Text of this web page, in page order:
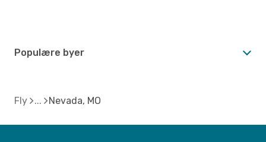
Populære byer
Fly Nevada, MO